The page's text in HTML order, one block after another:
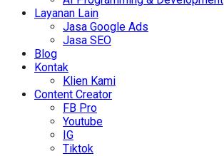
Layanan Lain
Jasa Google Ads
Jasa SEO
Blog
Kontak
Klien Kami
Content Creator
FB Pro
Youtube
IG
Tiktok